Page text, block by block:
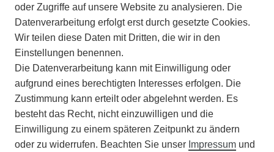
ZAHLUNGSARTEN
VERSAND
BATTERIEENTSORGUNG
VERANSTALTUNGEN
APOTHEKERSCHRANK
oder Zugriffe auf unsere Website zu analysieren. Die
Datenverarbeitung erfolgt erst durch gesetzte Cookies.
Wir teilen diese Daten mit Dritten, die wir in den
Einstellungen benennen.
Die Datenverarbeitung kann mit Einwilligung oder
aufgrund eines berechtigten Interesses erfolgen. Die
Zustimmung kann erteilt oder abgelehnt werden. Es
besteht das Recht, nicht einzuwilligen und die
Einwilligung zu einem späteren Zeitpunkt zu ändern
oder zu widerrufen. Beachten Sie unser Impressum und